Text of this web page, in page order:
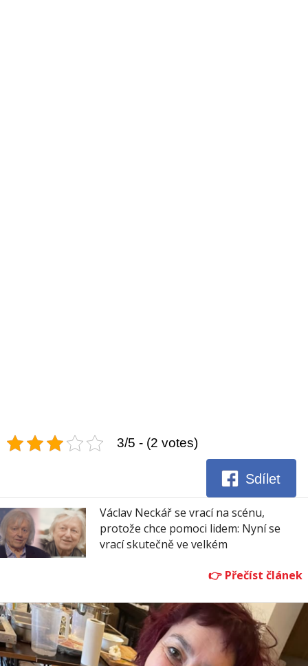
3/5 - (2 votes)
Sdílet
Václav Neckář se vrací na scénu,
protože chce pomoci lidem: Nyní se
vrací skutečně ve velkém